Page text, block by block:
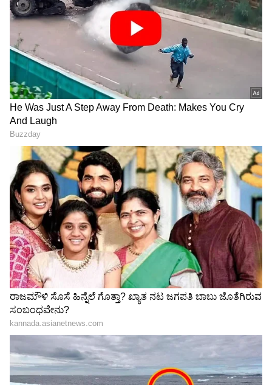
8GB RAM + 128GB ಬೆಲೆ 31999 ರೂಪಾಯಿ
8GB RAM + 256GB ಬೆಲೆ 37499 ರೂಪಾಯಿ
Related Articles
ಬಿಡುಗಡೆಗೂ ಮೊದಲೇ ಐಫೋನ್ 18ಗೆ ನಡುಕ, ಬರುತ್ತಿದೆ